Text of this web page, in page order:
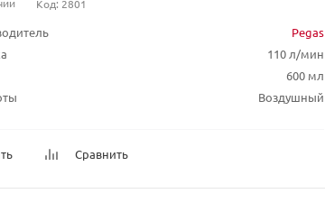
Код: 2801
Pegas
110 л/мин
600 мл
Воздушный
Сравнить